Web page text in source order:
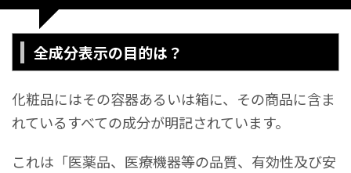
全成分表示の目的は？
化粧品にはその容器あるいは箱に、その商品に含ま
れているすべての成分が明記されています。
これは「医薬品、医療機器等の品質、有効性及び安